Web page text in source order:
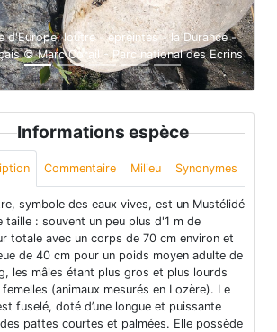
d'Europe, loutre - épreintes - la Durance -
© Marc Corail - Parc national des Ecrins
Informations espèce
Commentaire Milieu Synonymes
symbole des eaux vives, est un Mustélidé
taille : souvent un peu plus d'1 m de
totale avec un corps de 70 cm environ et
de 40 cm pour un poids moyen adulte de
les mâles étant plus gros et plus lourds
(animaux mesurés en Lozère). Le
fuselé, doté d’une longue et puissante
pattes courtes et palmées. Elle possède